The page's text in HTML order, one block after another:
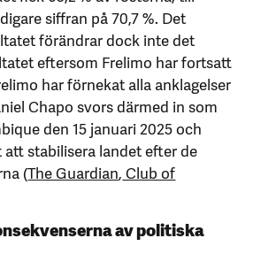
siffran på 70,7 %. Det
förändrar dock inte det
eftersom Frelimo har fortsatt
har förnekat alla anklagelser
Chapo svors därmed in som
den 15 januari 2025 och
stabilisera landet efter de
(The Guardian, Club of
av politiska